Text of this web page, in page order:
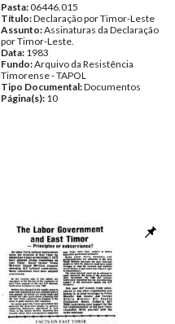
Pasta:06446.015
Título:Declaração por Timor-Leste
Assunto:Assinaturas da Declaração
por Timor-Leste.
Data: 1983
Fundo:Arquivo da Resistência
Timorense - TAPOL
Tipo Documental:Documentos
Página(s): 10